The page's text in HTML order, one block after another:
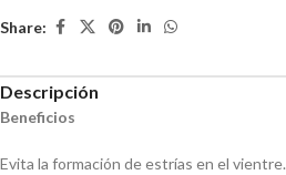
Share:
Descripción
Beneficios
Evita la formación de estrías en el vientre.